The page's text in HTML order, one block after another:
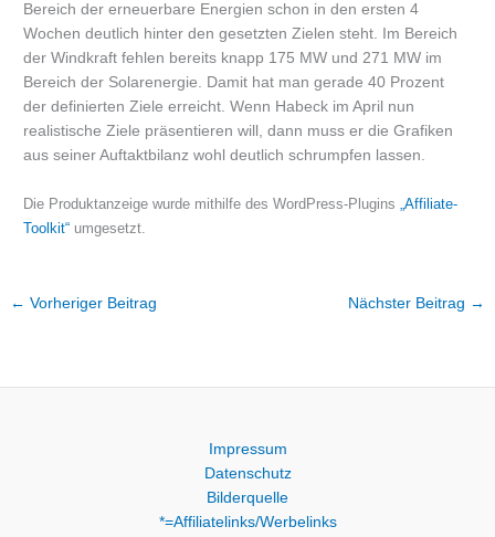
Bereich der erneuerbare Energien schon in den ersten 4
Wochen deutlich hinter den gesetzten Zielen steht. Im Bereich
der Windkraft fehlen bereits knapp 175 MW und 271 MW im
Bereich der Solarenergie. Damit hat man gerade 40 Prozent
der definierten Ziele erreicht. Wenn Habeck im April nun
realistische Ziele präsentieren will, dann muss er die Grafiken
aus seiner Auftaktbilanz wohl deutlich schrumpfen lassen.
Die Produktanzeige wurde mithilfe des WordPress-Plugins„Affiliate-
Toolkit“ umgesetzt.
← Vorheriger Beitrag Nächster Beitrag →
Impressum
Datenschutz
Bilderquelle
*=Affiliatelinks/Werbelinks